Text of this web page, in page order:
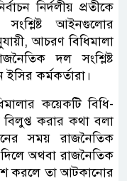
নির্দলীয় প্রতীকে
আইনগুলোর
আচরণ বিধিমালা
দল সংশ্লিষ্ট
কর্মকর্তারা।
কয়েকটি বিধি-
করার কথা বলা
সময় রাজনৈতিক
অথবা রাজনৈতিক
করলে তা আটকানোর